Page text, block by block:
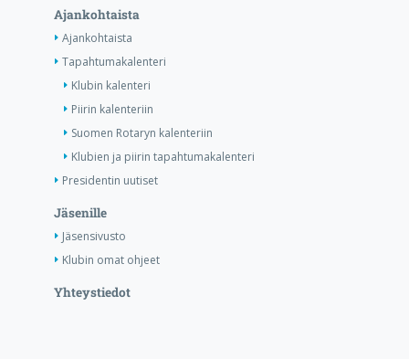
Ajankohtaista
Ajankohtaista
Tapahtumakalenteri
Klubin kalenteri
Piirin kalenteriin
Suomen Rotaryn kalenteriin
Klubien ja piirin tapahtumakalenteri
Presidentin uutiset
Jäsenille
Jäsensivusto
Klubin omat ohjeet
Yhteystiedot